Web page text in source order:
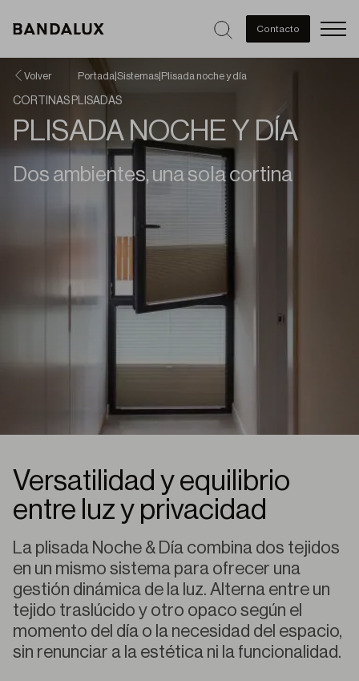
Contacto
Volver Portada Sistemas Plisada noche y día
CORTINAS PLISADAS
PLISADA NOCHE Y DÍA
Dos ambientes, una sola cortina
Versatilidad y equilibrio
entre luz y privacidad
La plisada Noche & Día combina dos tejidos
en un mismo sistema para ofrecer una
gestión dinámica de la luz. Alterna entre un
tejido traslúcido y otro opaco según el
momento del día o la necesidad del espacio,
sin renunciar a la estética ni la funcionalidad.